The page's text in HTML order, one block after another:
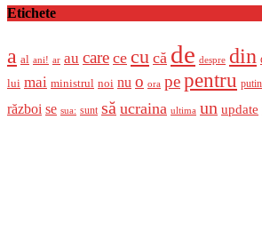
Etichete
a al ani! ar au care ce cu că de despre din
lui mai ministrul noi nu o ora pepentru putin
război se sua: sunt să ucraina ultima un update